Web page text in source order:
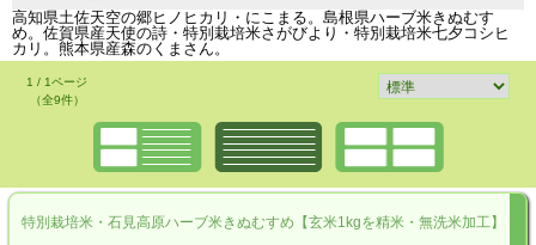
高知県土佐天空の郷ヒノヒカリ・にこまる。島根県ハーブ米きぬむす
め。佐賀県産天使の詩・特別栽培米さがびより・特別栽培米七夕コシヒ
カリ。熊本県産森のくまさん。
1 / 1ページ
（全9件）
特別栽培米・石見高原ハーブ米きぬむすめ【玄米1kgを精米・無洗米加工】